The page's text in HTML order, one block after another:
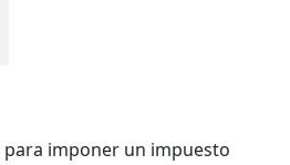
para imponer un impuesto